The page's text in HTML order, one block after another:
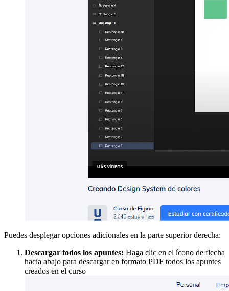
Puedes desplegar opciones adicionales en la parte superior derecha:
Descargar todos los apuntes: Haga clic en el ícono de flecha
hacia abajo para descargar en formato PDF todos los apuntes
creados en el curso